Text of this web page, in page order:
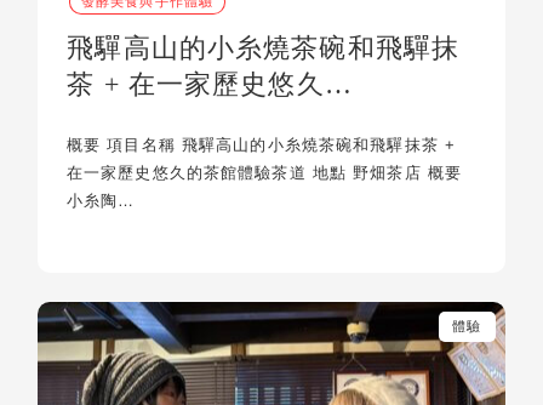
飛驒高山的小糸燒茶碗和飛驒抹
茶 + 在一家歷史悠久…
概要 項目名稱 飛驒高山的小糸燒茶碗和飛驒抹茶 +
在一家歷史悠久的茶館體驗茶道 地點 野畑茶店 概要
小糸陶…
體驗